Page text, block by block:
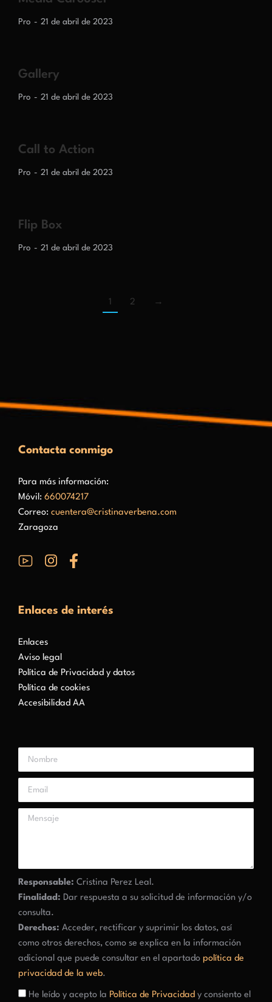
Pro 21 de abril de 2023
Gallery
Pro 21 de abril de 2023
Call to Action
Pro 21 de abril de 2023
Flip Box
Pro 21 de abril de 2023
1 2 →
Contacta conmigo
Para más información:
Móvil: 660074217
Correo: cuentera@cristinaverbena.com
Zaragoza
Enlaces de interés
Enlaces
Aviso legal
Política de Privacidad y datos
Política de cookies
Accesibilidad AA
Responsable: Cristina Perez Leal.
Finalidad: Dar respuesta a su solicitud de información y/o
consulta.
Derechos: Acceder, rectificar y suprimir los datos, así
como otros derechos, como se explica en la información
adicional que puede consultar en el apartado política de
privacidad de la web.
He leído y acepto la Política de Privacidad y consiento el